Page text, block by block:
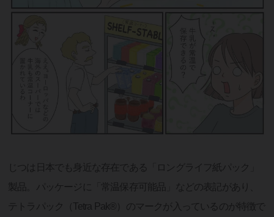
じつは日本でも身近な存在である「ロングライフ紙パック」
製品。パッケージに「常温保存可能品」などの表記があり、
テトラパック（Tetra Pak®）のマークが入っているのが特徴で